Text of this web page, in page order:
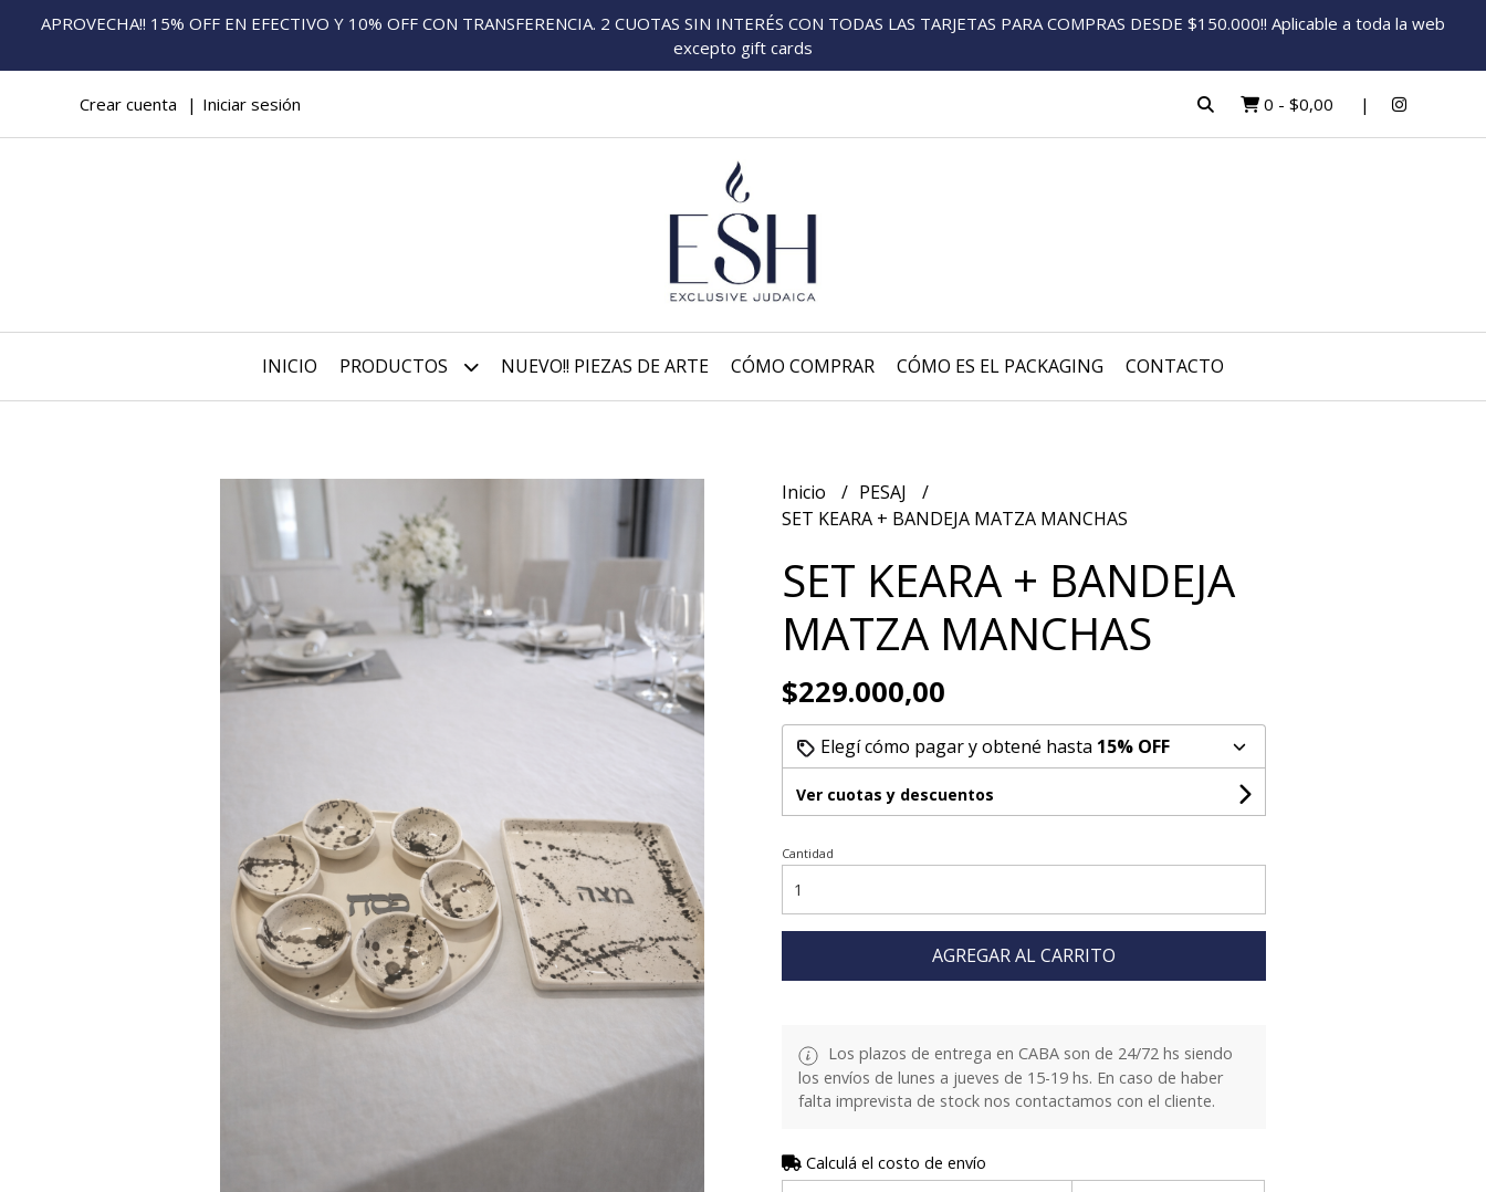
APROVECHA!! 15% OFF EN EFECTIVO Y 10% OFF CON TRANSFERENCIA. 2 CUOTAS SIN INTERÉS CON TODAS LAS TARJETAS PARA COMPRAS DESDE $150.000!! Aplicable a toda la web
excepto gift cards
Crear cuenta Iniciar sesión 0 - $0,00
INICIO PRODUCTOS NUEVO!! PIEZAS DE ARTE CÓMO COMPRAR CÓMO ES EL PACKAGING CONTACTO
Inicio
PESAJ
SET KEARA + BANDEJA MATZA MANCHAS
SET KEARA + BANDEJA
MATZA MANCHAS
$229.000,00
Elegí cómo pagar y obtené hasta 15% OFF
Ver cuotas y descuentos
Cantidad
AGREGAR AL CARRITO
Los plazos de entrega en CABA son de 24/72 hs siendo
los envíos de lunes a jueves de 15-19 hs. En caso de haber
falta imprevista de stock nos contactamos con el cliente.
Calculá el costo de envío